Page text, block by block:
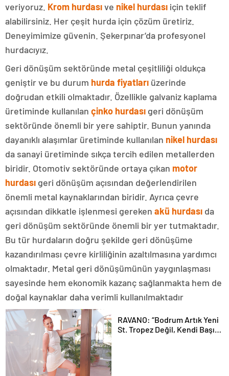
veriyoruz. Krom hurdasıve nikel hurdası için teklif
alabilirsiniz. Her çeşit hurda için çözüm üretiriz.
Deneyimimize güvenin. Şekerpınar’da profesyonel
hurdacıyız.
Geri dönüşüm sektöründe metal çeşitliliği oldukça
geniştir ve bu durum hurda fiyatları üzerinde
doğrudan etkili olmaktadır. Özellikle galvaniz kaplama
üretiminde kullanılan çinko hurdası geri dönüşüm
sektöründe önemli bir yere sahiptir. Bunun yanında
dayanıklı alaşımlar üretiminde kullanılan nikel hurdası
da sanayi üretiminde sıkça tercih edilen metallerden
biridir. Otomotiv sektöründe ortaya çıkan motor
hurdası geri dönüşüm açısından değerlendirilen
önemli metal kaynaklarından biridir. Ayrıca çevre
açısından dikkatle işlenmesi gereken akü hurdası da
geri dönüşüm sektöründe önemli bir yer tutmaktadır.
Bu tür hurdaların doğru şekilde geri dönüşüme
kazandırılması çevre kirliliğinin azaltılmasına yardımcı
olmaktadır. Metal geri dönüşümünün yaygınlaşması
sayesinde hem ekonomik kazanç sağlanmakta hem de
doğal kaynaklar daha verimli kullanılmaktadır
RAVANO: “Bodrum Artık Yeni
St. Tropez Değil, Kendi Başına